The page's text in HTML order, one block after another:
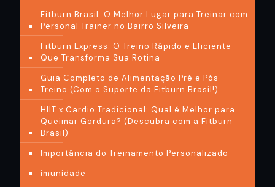
Fitburn Brasil: O Melhor Lugar para Treinar com
Personal Trainer no Bairro Silveira
Fitburn Express: O Treino Rápido e Eficiente
Que Transforma Sua Rotina
Guia Completo de Alimentação Pré e Pós-
Treino (Com o Suporte da Fitburn Brasil!)
HIIT x Cardio Tradicional: Qual é Melhor para
Queimar Gordura? (Descubra com a Fitburn
Brasil)
Importância do Treinamento Personalizado
imunidade